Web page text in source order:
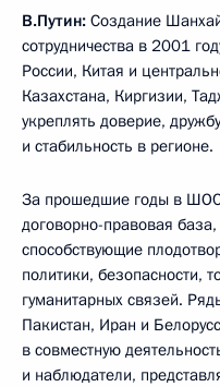
В.Путин: Создание
сотрудничества в 2001
России, Китая и
Казахстана, Киргизии,
укреплять доверие,
и стабильность в регионе.
За прошедшие годы в ШОС
договорно-правовая
способствующие
политики, безопасности,
гуманитарных связей.
Пакистан, Иран и
в совместную
и наблюдатели,